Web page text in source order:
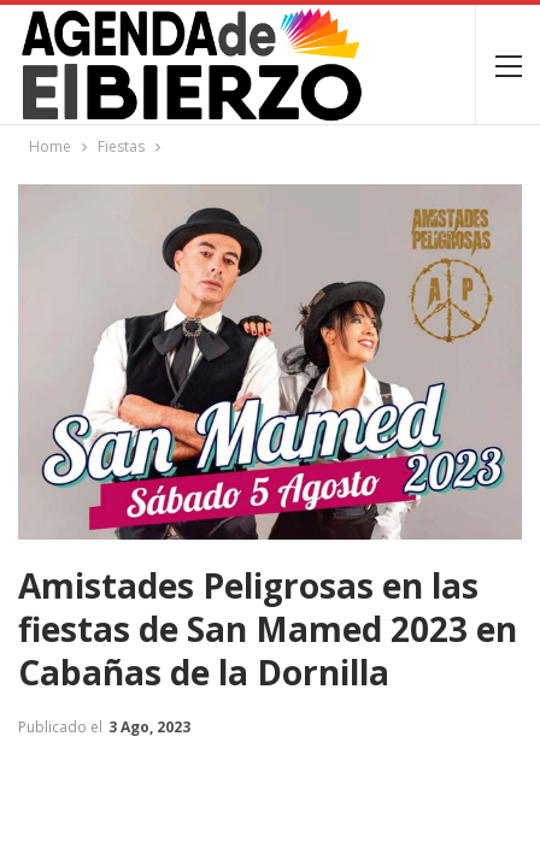
Home Fiestas
Amistades Peligrosas en las
fiestas de San Mamed 2023 en
Cabañas de la Dornilla
Publicado el 3 Ago, 2023